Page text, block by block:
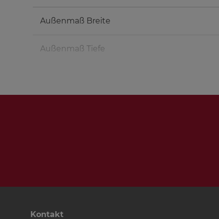
Außenmaß Breite
Außenmaß Tiefe
Dämpfungsmaterial
Frequenzweiche
Kontakt